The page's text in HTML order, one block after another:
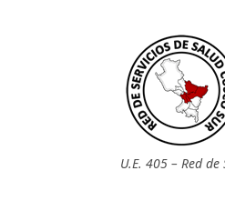
U.E. 405 – Red